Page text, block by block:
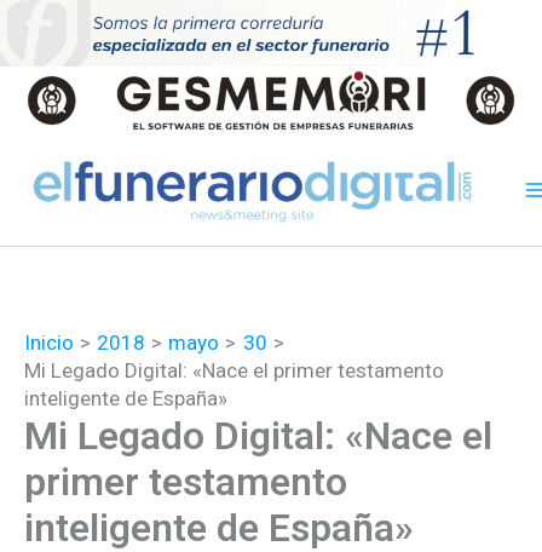
contenido
Inicio 2018 mayo
30
Mi Legado Digital: «Nace el primer testamento
inteligente de España»
Mi Legado Digital: «Nace el
primer testamento
inteligente de España»